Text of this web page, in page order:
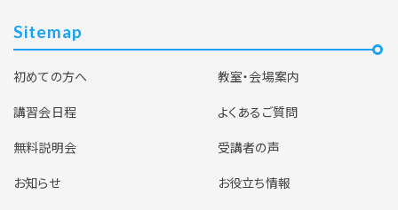
Sitemap
初めての方へ
教室・会場案内
講習会日程
よくあるご質問
無料説明会
受講者の声
お知らせ
お役立ち情報